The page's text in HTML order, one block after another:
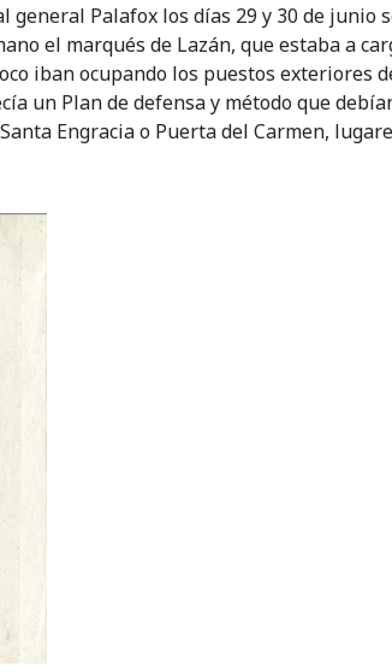
Palafox los días 29 y 30 de
el marqués de Lazán, que estaba a
iban ocupando los puestos exteriores
un Plan de defensa y método que
Engracia o Puerta del Carmen,